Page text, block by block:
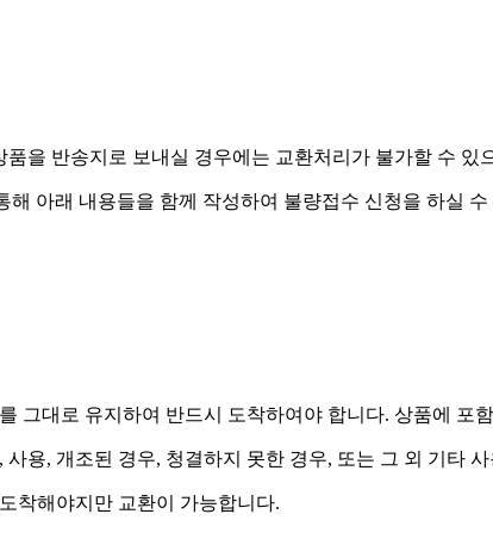
을 반송지로 보내실 경우에는 교환처리가 불가할 수 있
해 아래 내용들을 함께 작성하여 불량접수 신청을 하실 수
그대로 유지하여 반드시 도착하여야 합니다. 상품에 포
용, 개조된 경우, 청결하지 못한 경우, 또는 그 외 기타
착해야지만 교환이 가능합니다.